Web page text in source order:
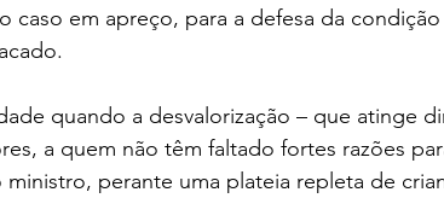
caso em apreço, para a defesa da
quando a desvalorização – que atinge
a quem não têm faltado fortes razões
perante uma plateia repleta de